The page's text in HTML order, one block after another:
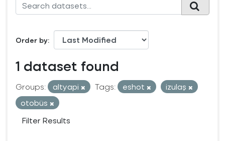
Order by
1 dataset found
Groups: altyapi Tags: eshot
izulaş
otobüs
Filter Results